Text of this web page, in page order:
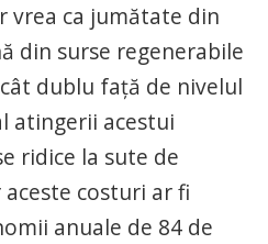
vrea ca jumătate din
din surse regenerabile
dublu faţă de nivelul
atingerii acestui
ridice la sute de
costuri ar fi
anuale de 84 de